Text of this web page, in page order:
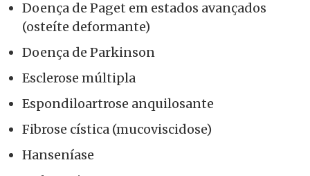
Doença de Paget em estados avançados
(osteíte deformante)
Doença de Parkinson
Esclerose múltipla
Espondiloartrose anquilosante
Fibrose cística (mucoviscidose)
Hanseníase